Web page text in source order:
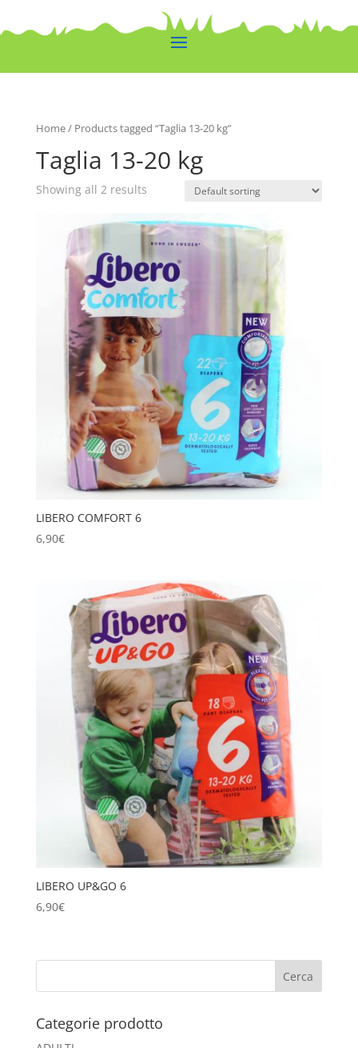
Home/ Products tagged “Taglia 13-20 kg”
Taglia 13-20 kg
Showing all 2 results
LIBERO COMFORT 6
6,90€
LIBERO UP&GO 6
6,90€
Categorie prodotto